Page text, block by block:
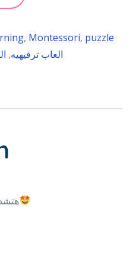
, Montessori, puzzle
العاب ترفيهيه,
هتشد